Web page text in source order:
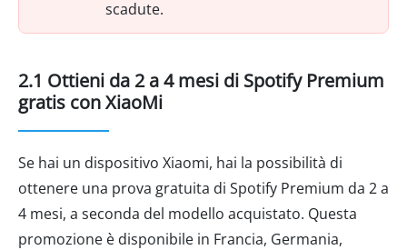
scadute.
2.1 Ottieni da 2 a 4 mesi di Spotify Premium
gratis con XiaoMi
Se hai un dispositivo Xiaomi, hai la possibilità di
ottenere una prova gratuita di Spotify Premium da 2 a
4 mesi, a seconda del modello acquistato. Questa
promozione è disponibile in Francia, Germania,